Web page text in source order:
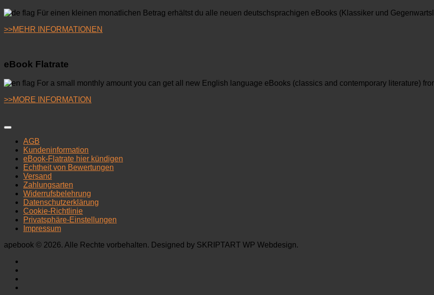
Für einen kleinen monatlichen Betrag erhältst du alle neuen deutschsprachigen eBooks (Klassiker und
>>MEHR INFORMATIONEN
eBook Flatrate
For a small monthly amount you can get all new English language eBooks (classics and contemporary literature)
>>MORE INFORMATION
AGB
Kundeninformation
eBook-Flatrate hier kündigen
Echtheit von Bewertungen
Versand
Zahlungsarten
Widerrufsbelehrung
Datenschutzerklärung
Cookie-Richtlinie
Privatsphäre-Einstellungen
Impressum
apebook © 2026. Alle Rechte vorbehalten. Designed by SKRIPTART WP Webdesign.